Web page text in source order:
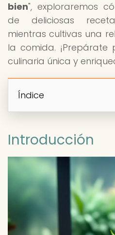
bien", exploraremos
de deliciosas
mientras cultivas una
la comida. ¡Prepárate
culinaria única y
Índice
Introducción